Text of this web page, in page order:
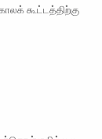
கூட்டத்திற்கு